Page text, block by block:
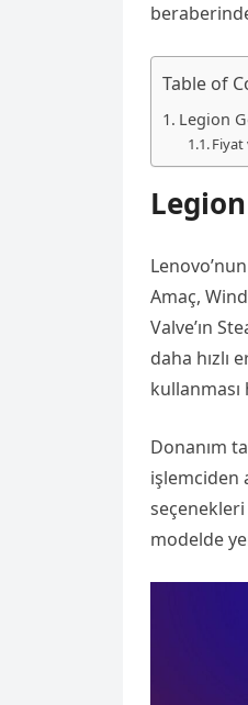
Table of
Legion
Fiyat
Amaç,
Valve’ın
daha hızlı
Donanım
işlemciden
seçenekleri
modelde